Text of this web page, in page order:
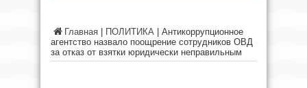
Главная ПОЛИТИКА
Антикоррупционное
агентство назвало поощрение сотрудников ОВД
за отказ от взятки юридически неправильным